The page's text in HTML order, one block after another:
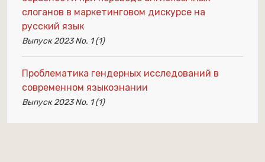
слоганов в маркетинговом дискурсе на
русский язык
Выпуск 2023 No. 1 (1)
Проблематика гендерных исследований в
современном языкознании
Выпуск 2023 No. 1 (1)